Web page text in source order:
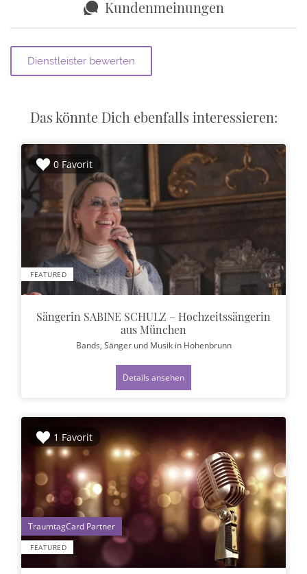
Kundenmeinungen
Das könnte Dich ebenfalls interessieren:
0 Favorit
FEATURED
Sängerin SABINE SCHULZ – Hochzeitssängerin
aus München
Bands, Sänger und Musik in Hohenbrunn
Details ansehen
1 Favorit
FEATURED
1